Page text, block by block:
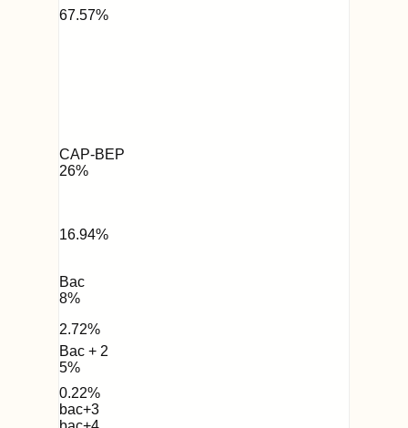
67.57%
CAP-BEP
26%
16.94%
Bac
8%
2.72%
Bac + 2
5%
0.22%
bac+3